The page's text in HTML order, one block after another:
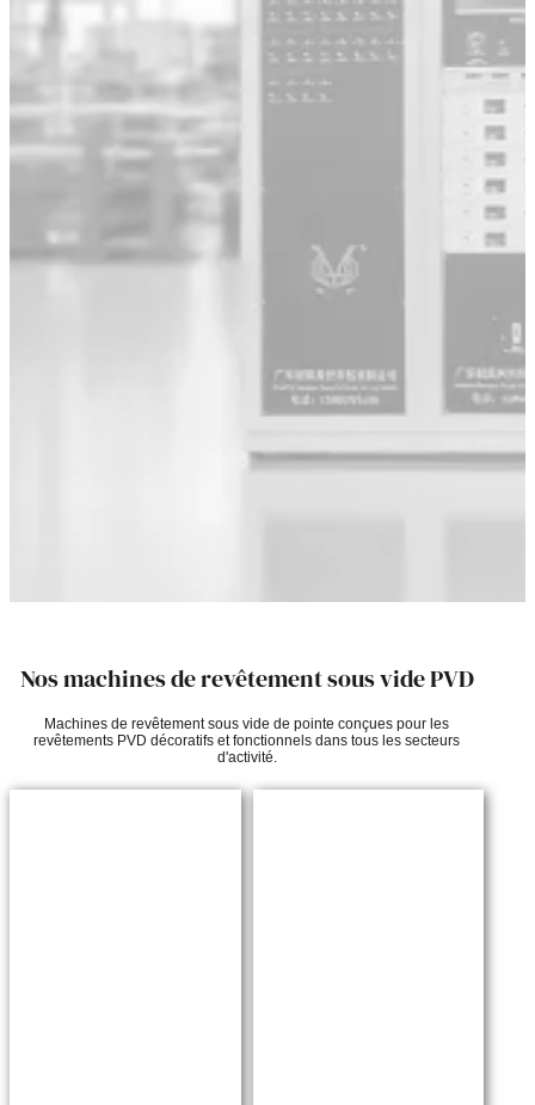
Nos machines de revêtement sous vide PVD
Machines de revêtement sous vide de pointe conçues pour les
revêtements PVD décoratifs et fonctionnels dans tous les secteurs
d'activité.